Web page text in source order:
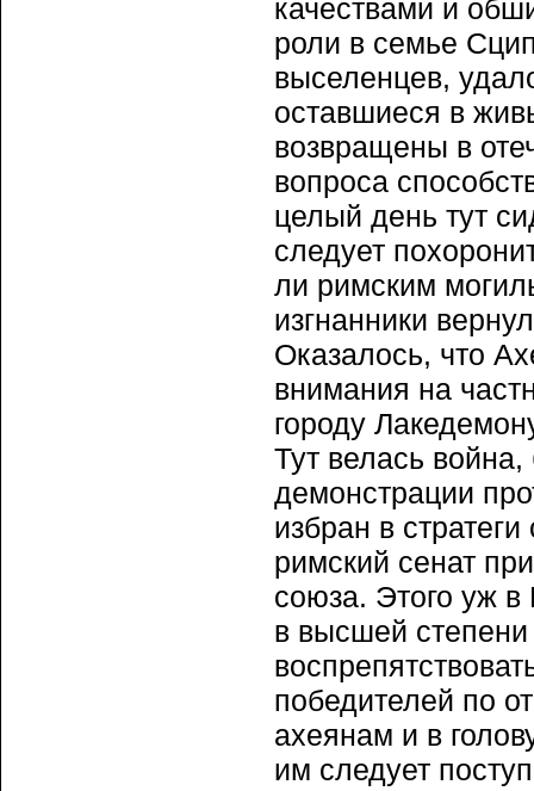
качествами и
роли в семье
выселенцев,
оставшиеся в
возвращены в
вопроса
целый день тут
следует
ли римским
изгнанники
Оказалось, что
внимания на
городу
Тут велась
демонстрации
избран в
римский сенат
союза. Этого уж
в высшей
победителей по
ахеянам и в
им следует